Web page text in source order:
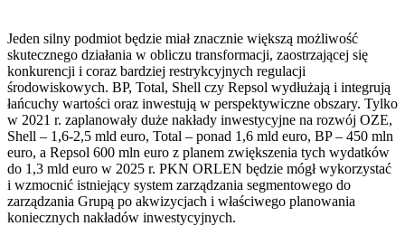
Jeden silny podmiot będzie miał znacznie większą możliwość
skutecznego działania w obliczu transformacji, zaostrzającej się
konkurencji i coraz bardziej restrykcyjnych regulacji
środowiskowych. BP, Total, Shell czy Repsol wydłużają i integrują
łańcuchy wartości oraz inwestują w perspektywiczne obszary. Tylko
w 2021 r. zaplanowały duże nakłady inwestycyjne na rozwój OZE,
Shell – 1,6-2,5 mld euro, Total – ponad 1,6 mld euro, BP – 450 mln
euro, a Repsol 600 mln euro z planem zwiększenia tych wydatków
do 1,3 mld euro w 2025 r. PKN ORLEN będzie mógł wykorzystać
i wzmocnić istniejący system zarządzania segmentowego do
zarządzania Grupą po akwizycjach i właściwego planowania
koniecznych nakładów inwestycyjnych.